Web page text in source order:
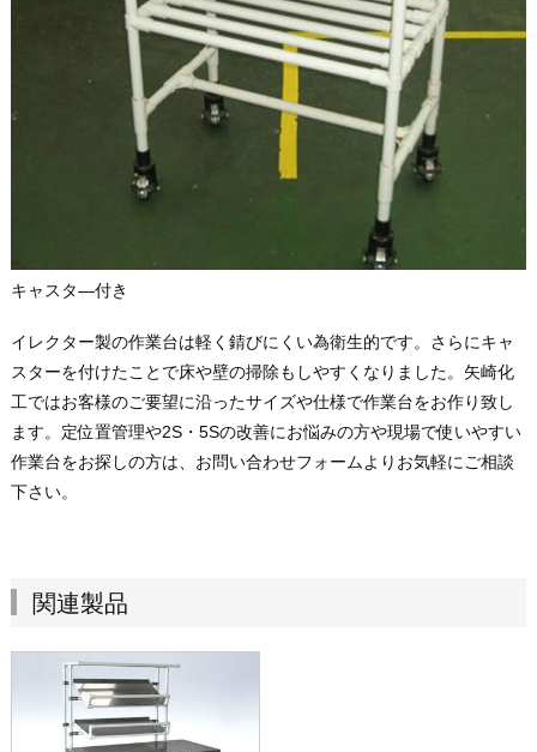
キャスタ―付き
イレクター製の作業台は軽く錆びにくい為衛生的です。さらにキャ
スターを付けたことで床や壁の掃除もしやすくなりました。矢崎化
工ではお客様のご要望に沿ったサイズや仕様で作業台をお作り致し
ます。定位置管理や2S・5Sの改善にお悩みの方や現場で使いやすい
作業台をお探しの方は、お問い合わせフォームよりお気軽にご相談
下さい。
関連製品